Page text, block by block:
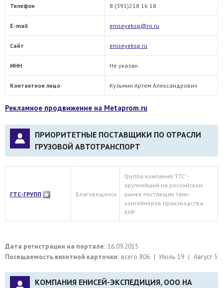
Телефон 8 (391)218 16 18
E-mail eniseyeksp@ro.ru
Сайт eniseyeksp.ru
ИНН Не указан
Контактное лицо Кузьмин Артем Александрович
Рекламное продвижение на Metaprom.ru
ПРИОРИТЕТНЫЕ ПОСТАВЩИКИ ПО ОТРАСЛИ
ГРУЗОВОЙ АВТОТРАНСПОРТ
ГТС-ГРУПП Благовещенск
Группа компаний "ГТС" -
крупнейший на российском
рынке поставщик танк-
контейнеров производства
КНР
Дата регистрации на портале: 16.09.2015
Посещаемость визитной карточки: всего 806 | Июль 19 | Август 5
КОМПАНИЯ ЕНИСЕЙ-ЭКСПЕДИЦИЯ, ООО НА